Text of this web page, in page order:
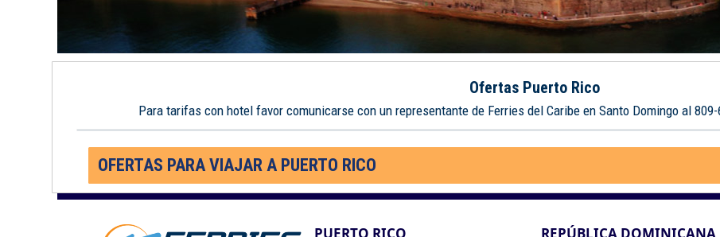
Ofertas Puerto Rico
Para tarifas con hotel favor comunicarse con un representante de Ferries del Caribe en Santo Domingo al
OFERTAS PARA VIAJAR A PUERTO RICO